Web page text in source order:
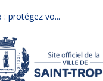
: protégez vo...